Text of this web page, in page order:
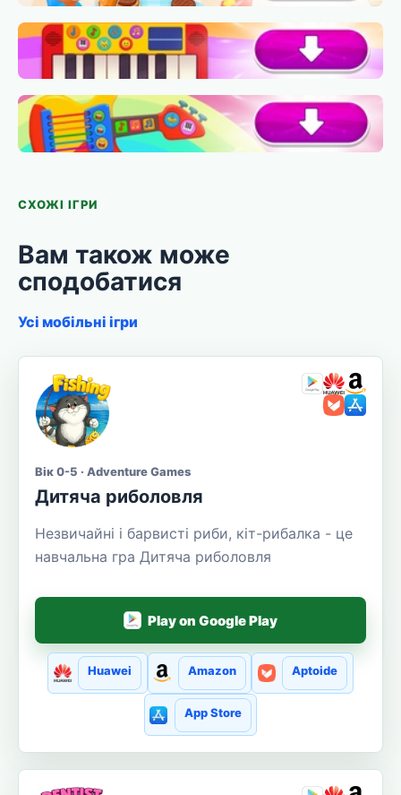
СХОЖІ ІГРИ
Вам також може
сподобатися
Усі мобільні ігри
Вік 0-5 · Adventure Games
Дитяча риболовля
Незвичайні і барвисті риби, кіт-рибалка - це
навчальна гра Дитяча риболовля
Play on Google Play
Huawei Amazon Aptoide
App Store